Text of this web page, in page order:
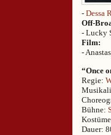
- Dessa
Off-
- Lucky
Film:
-
“Once
Regie:
Bühne:
Dauer: